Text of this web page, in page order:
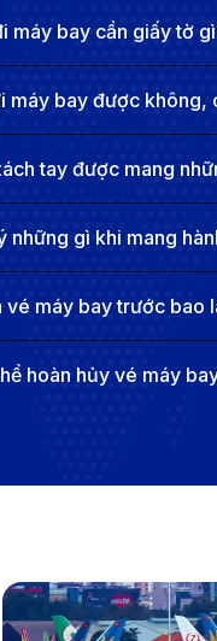
máy bay cần giấy tờ
máy bay được không,
tay được mang
những gì khi mang
vé máy bay trước bao
hoàn hủy vé máy